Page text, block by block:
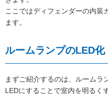
ここではディフェンダーの内装
ます。
ルームランプのLED化
まずご紹介するのは、ルームラ
LEDにすることで室内を明るく